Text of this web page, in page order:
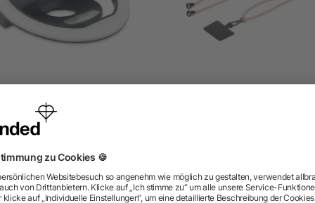
Ringlicht mit Clip 28
LEDs
ab 1,46 €